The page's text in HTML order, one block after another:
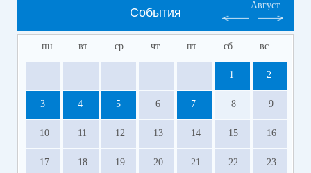
События
Август
пн вт ср чт пт сб вс
1 2
3 4 5 6 7 8 9
10 11 12 13 14 15 16
17 18 19 20 21 22 23